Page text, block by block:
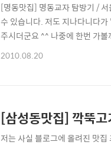
[명동맛집] 명동교자 탐방기 /
수 있습니다. 저도 지나다니다
주시더군요 ^^ 나중에 한번 가
다. 성격상 사람들이 많이 몰리
2010.08.20
[삼성동맛집] 깍뚝
저는 사실 블로그에 올려진 맛